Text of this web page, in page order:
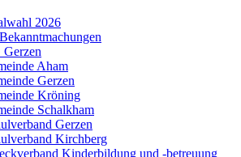
2026
Aham
Gerzen
Kröning
Schalkham
Gerzen
Kirchberg
Kinderbildung und -betreuung